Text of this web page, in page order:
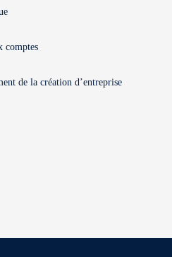
comptes
de la création d’entreprise